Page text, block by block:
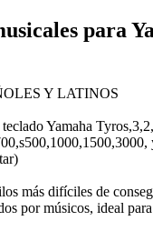
para
Y LATINOS
teclado Yamaha
más difíciles de
por músicos, ideal